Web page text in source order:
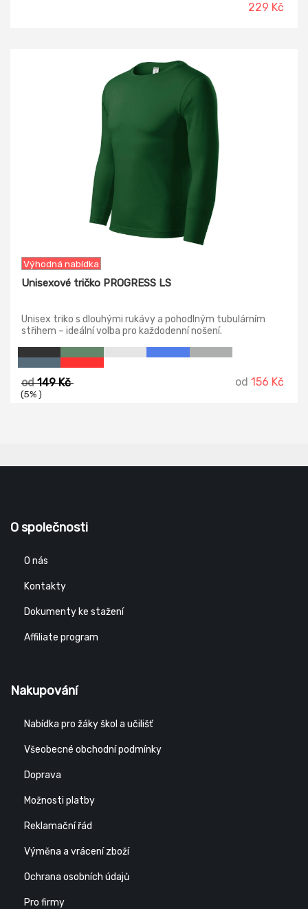
229 Kč
Výhodná nabídka
Unisexové tričko PROGRESS LS
Unisex triko s dlouhými rukávy a pohodlným tubulárním
střihem – ideální volba pro každodenní nošení.
od149 Kč
(5% )
od 156 Kč
O společnosti
O nás
Kontakty
Dokumenty ke stažení
Affiliate program
Nakupování
Nabídka pro žáky škol a učilišť
Všeobecné obchodní podmínky
Doprava
Možnosti platby
Reklamační řád
Výměna a vrácení zboží
Ochrana osobních údajů
Pro firmy